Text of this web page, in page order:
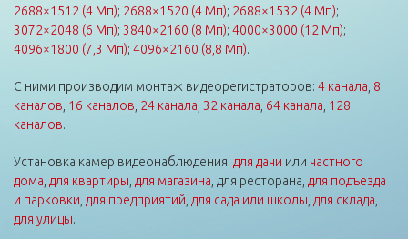
2688×1512 (4 Мп); 2688×1520 (4 Мп); 2688×1532 (4 Мп);
3072×2048 (6 Мп); 3840×2160 (8 Мп); 4000×3000 (12 Мп);
4096×1800 (7,3 Мп); 4096×2160 (8,8 Мп).
С ними производим монтаж видеорегистраторов: 4 канала 8
каналов 16 каналов 24 канала 32 канала 64 канала 128
каналов.
Установка камер видеонаблюдения: для дачи или частного
дома для квартиры для магазина , для ресторана, для подъезда
и парковки для предприятий для сада или школы для склада
для улицы.